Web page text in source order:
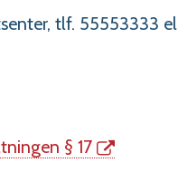
tlf. 55553333
§ 17